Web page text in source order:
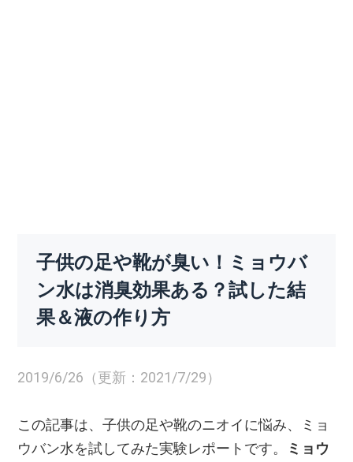
子供の足や靴が臭い！ミョウバ
ン水は消臭効果ある？試した結
果＆液の作り方
2019/6/26（更新：2021/7/29）
この記事は、子供の足や靴のニオイに悩み、ミョ
ウバン水を試してみた実験レポートです。
ミョウ